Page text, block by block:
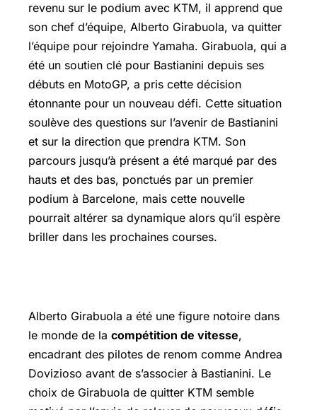
revenu sur le podium avec KTM, il apprend que
son chef d’équipe, Alberto Girabuola, va quitter
l’équipe pour rejoindre Yamaha. Girabuola, qui a
été un soutien clé pour Bastianini depuis ses
débuts en MotoGP, a pris cette décision
étonnante pour un nouveau défi. Cette situation
soulève des questions sur l’avenir de Bastianini
et sur la direction que prendra KTM. Son
parcours jusqu’à présent a été marqué par des
hauts et des bas, ponctués par un premier
podium à Barcelone, mais cette nouvelle
pourrait altérer sa dynamique alors qu’il espère
briller dans les prochaines courses.
Alberto Girabuola a été une figure notoire dans
le monde de la compétition de vitesse,
encadrant des pilotes de renom comme Andrea
Dovizioso avant de s’associer à Bastianini. Le
choix de Girabuola de quitter KTM semble